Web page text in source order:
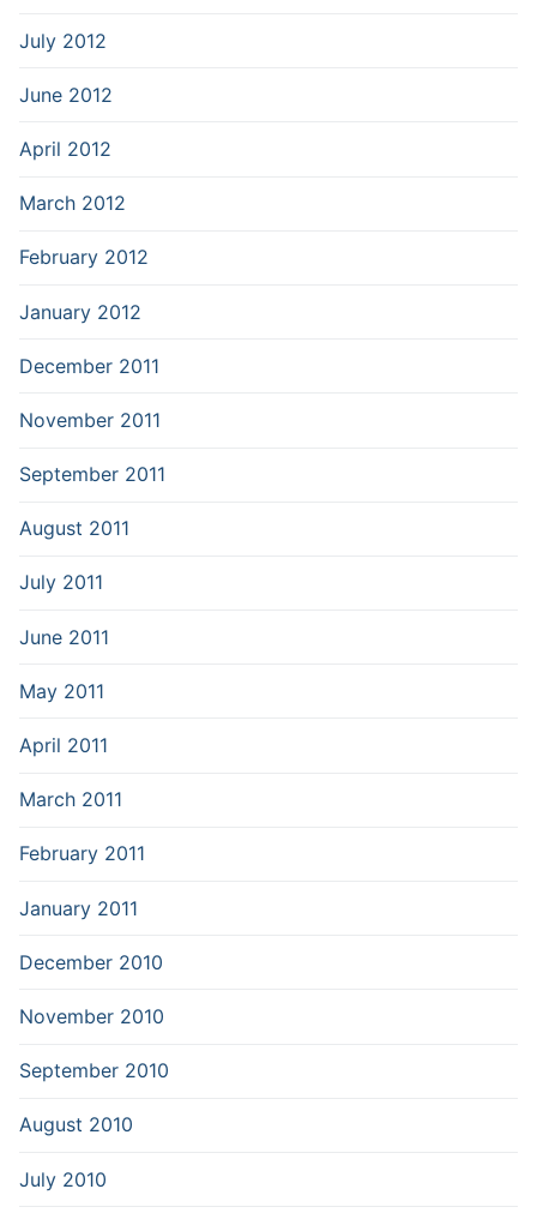
July 2012
June 2012
April 2012
March 2012
February 2012
January 2012
December 2011
November 2011
September 2011
August 2011
July 2011
June 2011
May 2011
April 2011
March 2011
February 2011
January 2011
December 2010
November 2010
September 2010
August 2010
July 2010